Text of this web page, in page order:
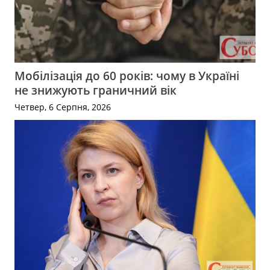
Мобілізація до 60 років: чому в Україні
не знижують граничний вік
Четвер, 6 Серпня, 2026